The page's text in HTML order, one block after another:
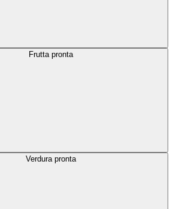
Frutta pronta
Verdura pronta